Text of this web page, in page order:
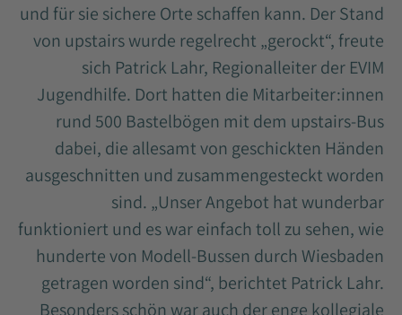
und für sie sichere Orte schaffen kann. Der Stand
von upstairs wurde regelrecht „gerockt“, freute
sich Patrick Lahr, Regionalleiter der EVIM
Jugendhilfe. Dort hatten die Mitarbeiter:innen
rund 500 Bastelbögen mit dem upstairs-Bus
dabei, die allesamt von geschickten Händen
ausgeschnitten und zusammengesteckt worden
sind. „Unser Angebot hat wunderbar
funktioniert und es war einfach toll zu sehen, wie
hunderte von Modell-Bussen durch Wiesbaden
getragen worden sind“, berichtet Patrick Lahr.
Besonders schön war auch der enge kollegiale